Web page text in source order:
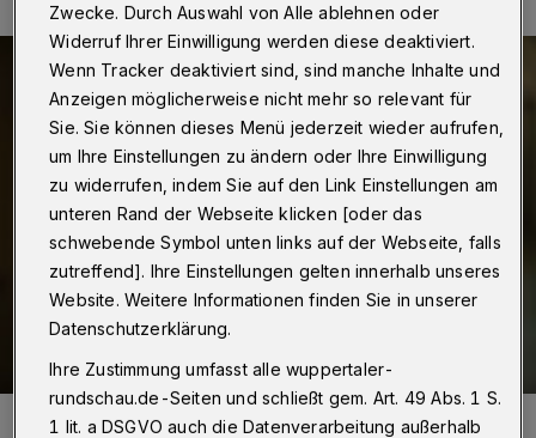
Sozialdezernent Dr. Stefan Kühn.
Zwecke. Durch Auswahl von Alle ablehnen oder
Widerruf Ihrer Einwilligung werden diese deaktiviert.
Wenn Tracker deaktiviert sind, sind manche Inhalte und
Anzeigen möglicherweise nicht mehr so relevant für
Sie. Sie können dieses Menü jederzeit wieder aufrufen,
um Ihre Einstellungen zu ändern oder Ihre Einwilligung
zu widerrufen, indem Sie auf den Link Einstellungen am
unteren Rand der Webseite klicken [oder das
schwebende Symbol unten links auf der Webseite, falls
zutreffend]. Ihre Einstellungen gelten innerhalb unseres
Website. Weitere Informationen finden Sie in unserer
Datenschutzerklärung.
Ihre Zustimmung umfasst alle wuppertaler-
rundschau.de-Seiten und schließt gem. Art. 49 Abs. 1 S.
1 lit. a DSGVO auch die Datenverarbeitung außerhalb